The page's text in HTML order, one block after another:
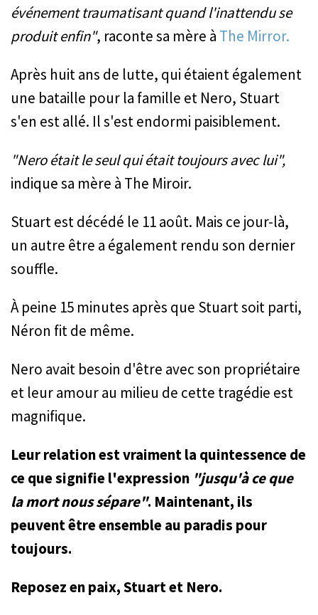
événement traumatisant quand l'inattendu se
produit enfin", raconte sa mère à The Mirror.
Après huit ans de lutte, qui étaient également
une bataille pour la famille et Nero, Stuart
s'en est allé. Il s'est endormi paisiblement.
"Nero était le seul qui était toujours avec lui",
indique sa mère à The Miroir.
Stuart est décédé le 11 août. Mais ce jour-là,
un autre être a également rendu son dernier
souffle.
À peine 15 minutes après que Stuart soit parti,
Néron fit de même.
Nero avait besoin d'être avec son propriétaire
et leur amour au milieu de cette tragédie est
magnifique.
Leur relation est vraiment la quintessence de
ce que signifie l'expression "jusqu'à ce que
la mort nous sépare". Maintenant, ils
peuvent être ensemble au paradis pour
toujours.
Reposez en paix, Stuart et Nero.